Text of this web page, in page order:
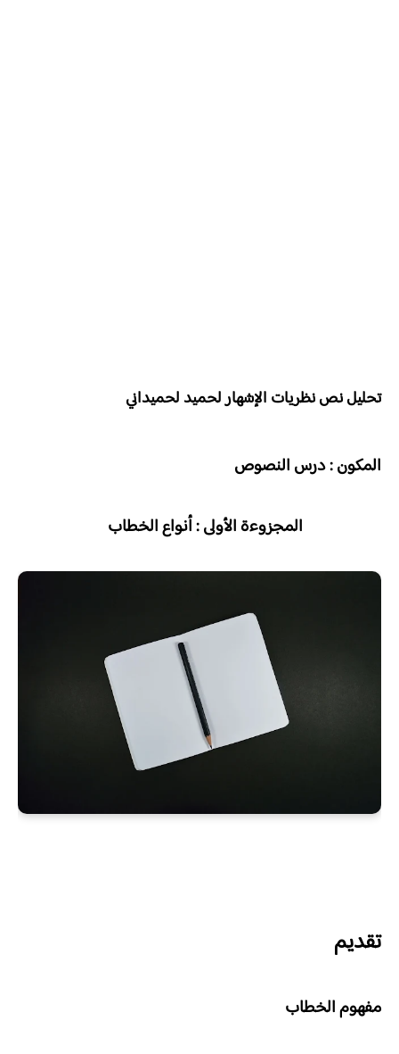
تحليل نص نظريات الإشهار لحميد لحميداني
المكون : درس النصوص
المجزوءة الأولى : أنواع الخطاب
تقديم
مفهوم الخطاب